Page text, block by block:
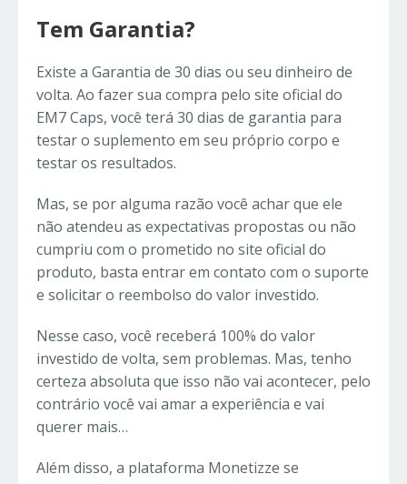
Tem Garantia?
Existe a Garantia de 30 dias ou seu dinheiro de
volta. Ao fazer sua compra pelo site oficial do
EM7 Caps, você terá 30 dias de garantia para
testar o suplemento em seu próprio corpo e
testar os resultados.
Mas, se por alguma razão você achar que ele
não atendeu as expectativas propostas ou não
cumpriu com o prometido no site oficial do
produto, basta entrar em contato com o suporte
e solicitar o reembolso do valor investido.
Nesse caso, você receberá 100% do valor
investido de volta, sem problemas. Mas, tenho
certeza absoluta que isso não vai acontecer, pelo
contrário você vai amar a experiência e vai
querer mais…
Além disso, a plataforma Monetizze se